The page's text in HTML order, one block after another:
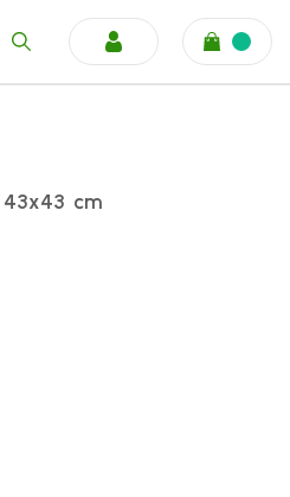
43x43 cm